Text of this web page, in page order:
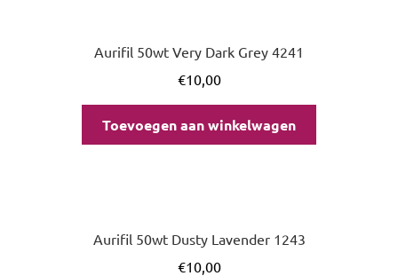
Aurifil 50wt Very Dark Grey 4241
€10,00
Toevoegen aan winkelwagen
Aurifil 50wt Dusty Lavender 1243
€10,00